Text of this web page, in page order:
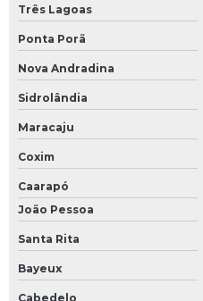
Três Lagoas
Ponta Porã
Nova Andradina
Sidrolândia
Maracaju
Coxim
Caarapó
João Pessoa
Santa Rita
Bayeux
Cabedelo